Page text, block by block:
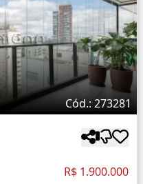
Cód.: 273281
R$ 1.900.000